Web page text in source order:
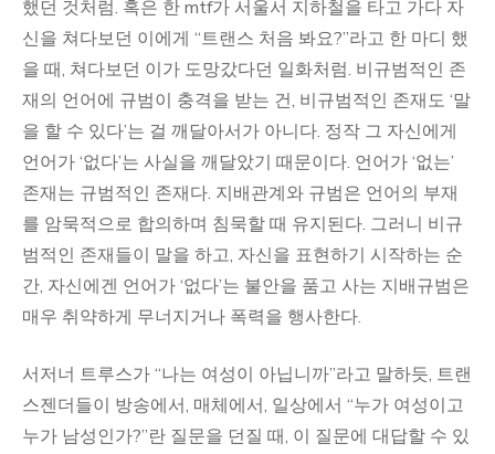
했던 것처럼. 혹은 한 mtf가 서울서 지하철을 타고 가다 자
신을 쳐다보던 이에게 “트랜스 처음 봐요?”라고 한 마디 했
을 때, 쳐다보던 이가 도망갔다던 일화처럼. 비규범적인 존
재의 언어에 규범이 충격을 받는 건, 비규범적인 존재도 ‘말
을 할 수 있다’는 걸 깨달아서가 아니다. 정작 그 자신에게
언어가 ‘없다’는 사실을 깨달았기 때문이다. 언어가 ‘없는’
존재는 규범적인 존재다. 지배관계와 규범은 언어의 부재
를 암묵적으로 합의하며 침묵할 때 유지된다. 그러니 비규
범적인 존재들이 말을 하고, 자신을 표현하기 시작하는 순
간, 자신에겐 언어가 ‘없다’는 불안을 품고 사는 지배규범은
매우 취약하게 무너지거나 폭력을 행사한다.
서저너 트루스가 “나는 여성이 아닙니까”라고 말하듯, 트랜
스젠더들이 방송에서, 매체에서, 일상에서 “누가 여성이고
누가 남성인가?”란 질문을 던질 때, 이 질문에 대답할 수 있